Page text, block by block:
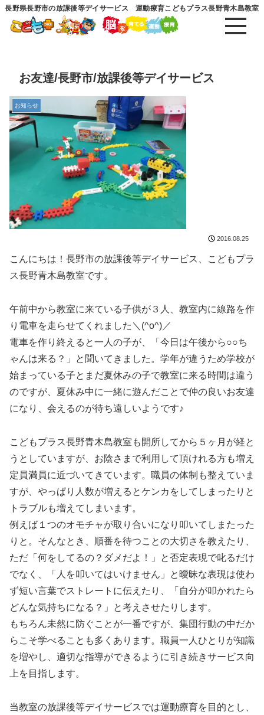
長野県長野市の放課後等デイサービス 運動療育こどもプラス長野青木島教室
お友達/長野市/放課後等デイサービス
お知らせ
2016.08.25
こんにちは！長野市の放課後等デイサービス、こどもプラ
ス長野青木島教室です。
午前中から教室に来ている子供が３人、教室内に線路を作
り電車を走らせてくれました＼(^o^)／
電車を作り終えると一人の子が、「今日は午後から○○ち
ゃんは来る？」と聞いてきました。学年が違うため学校が
始まっている子とまだ夏休みの子で教室に来る時間は違う
のですが、夏休み中に一緒に遊んだことで仲の良いお友達
になり、会えるのが待ち遠しいようです♪
こどもプラス長野青木島教室も開所してから５ヶ月が経と
うとしていますが、お陰さまで利用して頂けれる方も増え
定員満員に近づいてきています。職員の体制も整えていま
すが、やっぱり人数が増えるとケンカをしてしまったりと
トラブルも増えてしまいます。
例えば１つのオモチャが取り合いになり叩いてしまたった
りと。そんなとき、順番を待つことの大切さを教えたり、
ただ「何をしてるの？ダメだよ！」と否定表現で叱るだけ
でなく、「人を叩いてはいけません」と曖昧な表現は使わ
ず短い言葉でストレートに伝えたり、「自分が叩かれたら
どんな気持ちになる？」と考えさせたりします。
もちろん未然に防ぐことが一番ですが、集団行動の中だか
らこそ学べることも多くあります。職員一人ひとりが知識
を増やし、適切な指導ができるように引き続きサービス向
上を目指します。
当教室の放課後等デイサービスでは運動療育を目的とし、